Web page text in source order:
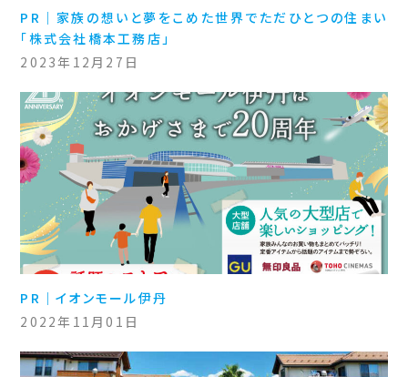
PR｜家族の想いと夢をこめた世界でただひとつの住まい
「株式会社橋本工務店」
2023年12月27日
PR｜イオンモール伊丹
2022年11月01日